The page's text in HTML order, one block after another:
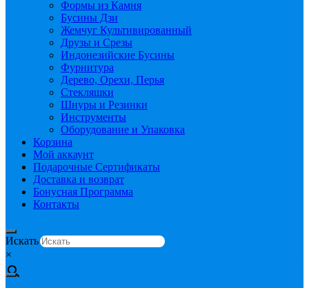
Формы из Камня
Бусины Дзи
Жемчуг Культивированный
Друзы и Срезы
Индонезийские Бусины
Фурнитура
Дерево, Орехи, Перья
Стекляшки
Шнуры и Резинки
Инструменты
Оборудование и Упаковка
Корзина
Мой аккаунт
Подарочные Сертификаты
Доставка и возврат
Бонусная Программа
Контакты
Искать
×